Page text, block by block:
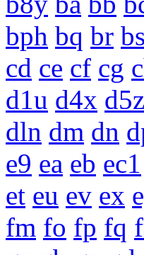
bph bq br bs
cd ce cf cg
d1u d4x d5z
dln dm dn
e9 ea eb ec1
et eu ev ex
fm fo fp fq